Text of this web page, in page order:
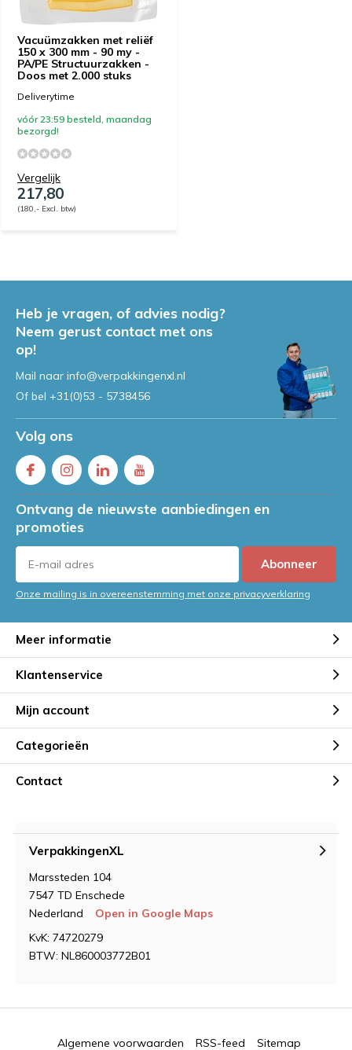
Vacuümzakken met reliëf
150 x 300 mm - 90 my -
PA/PE Structuurzakken -
Doos met 2.000 stuks
Deliverytime
vóór 23:59 besteld, maandag
bezorgd!
Vergelijk
217,80
(180,- Excl. btw)
Heb je vragen, of advies nodig?
Neem gerust contact met ons
op!
Mail naar info@verpakkingenxl.nl
Of bel +31(0)53 - 5738456
Volg ons
Ontvang de nieuwste aanbiedingen en
promoties
Abonneer
Onze mailing is in overeenstemming met onze privacyverklaring
Meer informatie
Klantenservice
Mijn account
Categorieën
Contact
VerpakkingenXL
Marssteden 104
7547 TD Enschede
Nederland
Open in Google Maps
KvK: 74720279
BTW: NL860003772B01
Algemene voorwaarden RSS-feed Sitemap